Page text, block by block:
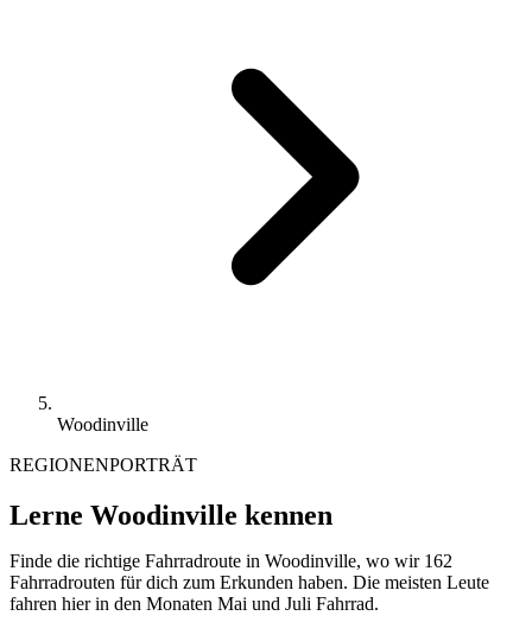
Woodinville
REGIONENPORTRÄT
Lerne Woodinville kennen
Finde die richtige Fahrradroute in Woodinville, wo wir 162
Fahrradrouten für dich zum Erkunden haben. Die meisten Leute
fahren hier in den Monaten Mai und Juli Fahrrad.